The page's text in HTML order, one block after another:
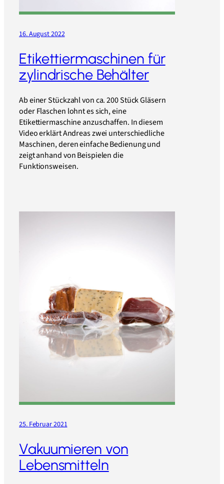
16. August 2022
Etikettiermaschinen für
zylindrische Behälter
Ab einer Stückzahl von ca. 200 Stück Gläsern
oder Flaschen lohnt es sich, eine
Etikettiermaschine anzuschaffen. In diesem
Video erklärt Andreas zwei unterschiedliche
Maschinen, deren einfache Bedienung und
zeigt anhand von Beispielen die
Funktionsweisen.
25. Februar 2021
Vakuumieren von
Lebensmitteln